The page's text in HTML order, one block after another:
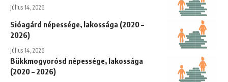
július 14, 2026
Sióagárd népessége, lakossága (2020 –
2026)
július 14, 2026
Bükkmogyorósd népessége, lakossága
(2020 – 2026)